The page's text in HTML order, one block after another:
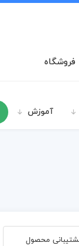
فروشگاه
آموزش
محصول